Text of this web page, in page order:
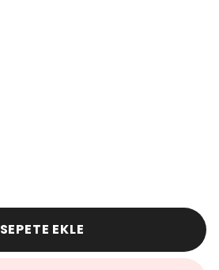
SEPETE EKLE